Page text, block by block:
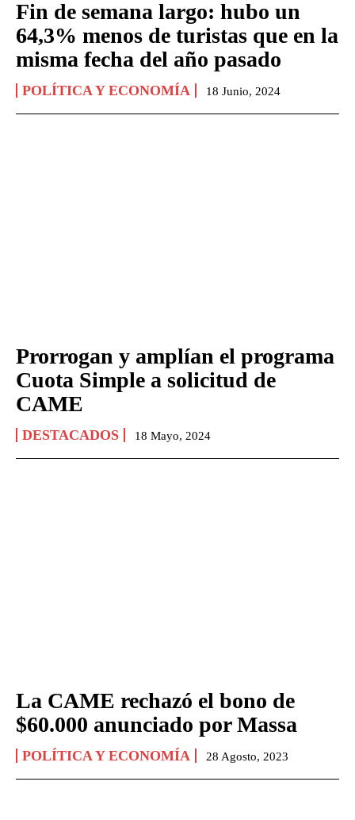
Fin de semana largo: hubo un
64,3% menos de turistas que en la
misma fecha del año pasado
POLÍTICA Y ECONOMÍA 18 Junio, 2024
Prorrogan y amplían el programa
Cuota Simple a solicitud de
CAME
DESTACADOS 18 Mayo, 2024
La CAME rechazó el bono de
$60.000 anunciado por Massa
POLÍTICA Y ECONOMÍA 28 Agosto, 2023